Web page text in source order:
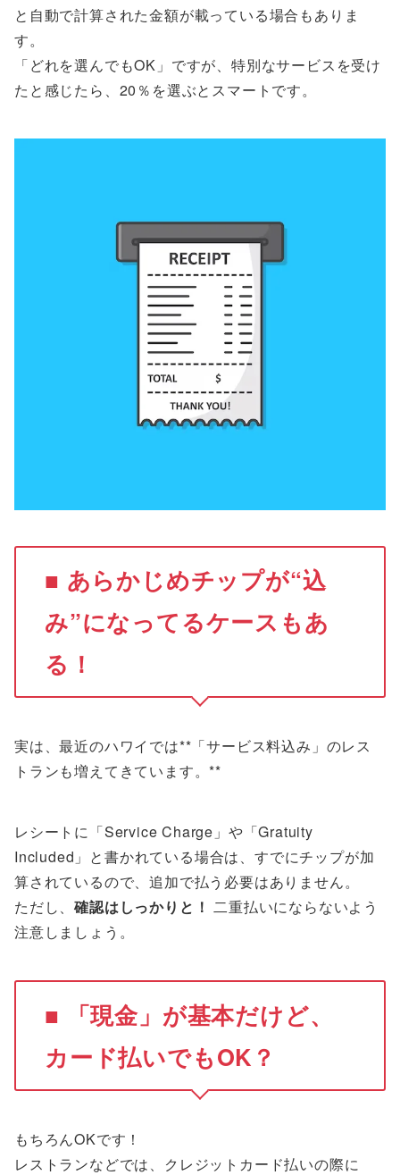
と自動で計算された金額が載っている場合もありま
す。
「どれを選んでもOK」ですが、特別なサービスを受け
たと感じたら、20％を選ぶとスマートです。
■ あらかじめチップが“込
み”になってるケースもあ
る！
実は、最近のハワイでは**「サービス料込み」のレス
トランも増えてきています。**
レシートに「Service Charge」や「Gratuity
Included」と書かれている場合は、すでにチップが加
算されているので、追加で払う必要はありません。
ただし、確認はしっかりと！ 二重払いにならないよう
注意しましょう。
■ 「現金」が基本だけど、
カード払いでもOK？
もちろんOKです！
レストランなどでは、クレジットカード払いの際に